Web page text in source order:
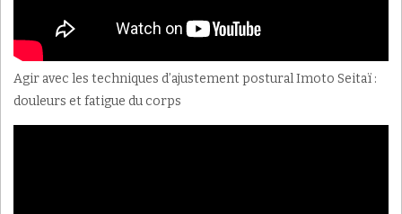
Agir avec les techniques d’ajustement postural Imoto Seitaï :
douleurs et fatigue du corps